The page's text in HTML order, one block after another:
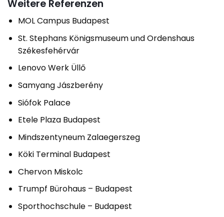
Weitere Referenzen
MOL Campus Budapest
St. Stephans Königsmuseum und Ordenshaus
Székesfehérvár
Lenovo Werk Üllő
Samyang Jászberény
Siófok Palace
Etele Plaza Budapest
Mindszentyneum Zalaegerszeg
Köki Terminal Budapest
Chervon Miskolc
Trumpf Bürohaus – Budapest
Sporthochschule – Budapest